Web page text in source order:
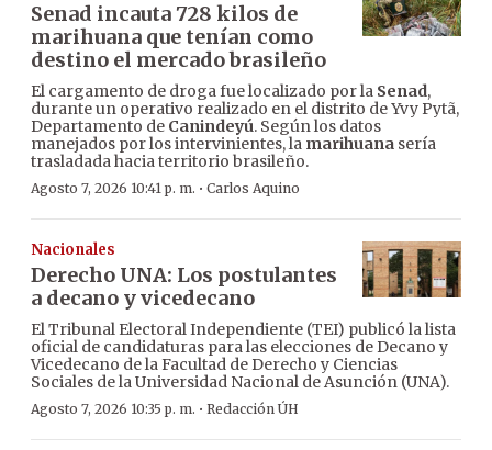
Senad incauta 728 kilos de
marihuana que tenían como
destino el mercado brasileño
El cargamento de droga fue localizado por la Senad,
durante un operativo realizado en el distrito de Yvy Pytã,
Departamento de Canindeyú. Según los datos
manejados por los intervinientes, la marihuana sería
trasladada hacia territorio brasileño.
Agosto 7, 2026 10:41 p. m. · Carlos Aquino
Nacionales
Derecho UNA: Los postulantes
a decano y vicedecano
El Tribunal Electoral Independiente (TEI) publicó la lista
oficial de candidaturas para las elecciones de Decano y
Vicedecano de la Facultad de Derecho y Ciencias
Sociales de la Universidad Nacional de Asunción (UNA).
Agosto 7, 2026 10:35 p. m. · Redacción ÚH